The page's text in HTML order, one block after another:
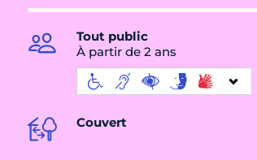
Tout public
À partir de 2 ans
Couvert